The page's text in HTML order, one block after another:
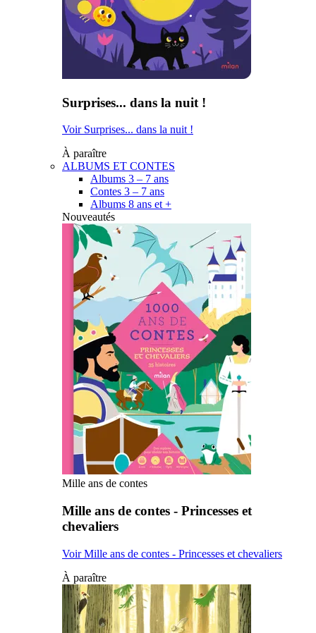
Surprises... dans la nuit !
Voir Surprises... dans la nuit !
À paraître
ALBUMS ET CONTES
Albums 3 – 7 ans
Contes 3 – 7 ans
Albums 8 ans et +
Nouveautés
Mille ans de contes
Mille ans de contes - Princesses et
chevaliers
Voir Mille ans de contes - Princesses et chevaliers
À paraître